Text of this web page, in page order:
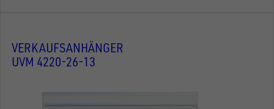
VERKAUFSANHÄNGER
UVM 4220-26-13